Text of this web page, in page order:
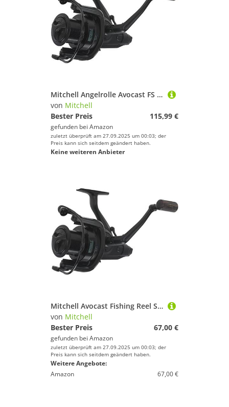
Mitchell Angelrolle Avocast FS Black Edition 8000 Baitrunner Carpfishing Feeder Specialist Karpfen Barbus See Fluss
von Mitchell
Bester Preis
115,99 €
gefunden bei Amazon
zuletzt überprüft am 27.09.2025 um 00:03; der
Preis kann sich seitdem geändert haben.
Keine weiteren Anbieter
Mitchell Avocast Fishing Reel Spinnrolle für alle Arten von Angeln, Uni, Schwarz, 7000, vorbehandelt
von Mitchell
Bester Preis
67,00 €
gefunden bei Amazon
zuletzt überprüft am 27.09.2025 um 00:03; der
Preis kann sich seitdem geändert haben.
Weitere Angebote:
Amazon
67,00 €